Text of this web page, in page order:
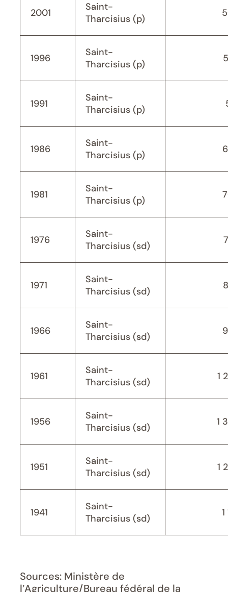
2001
Saint-
Tharcisius (p)
1996
Saint-
Tharcisius (p)
1991
Saint-
Tharcisius (p)
1986
Saint-
Tharcisius (p)
1981
Saint-
Tharcisius (p)
1976
Saint-
Tharcisius (sd)
1971
Saint-
Tharcisius (sd)
1966
Saint-
Tharcisius (sd)
1961
Saint-
Tharcisius (sd)
1
1956
Saint-
Tharcisius (sd)
1
1951
Saint-
Tharcisius (sd)
1
1941
Saint-
Tharcisius (sd)
1
Sources: Ministère de
l’Agriculture/Bureau fédéral de la